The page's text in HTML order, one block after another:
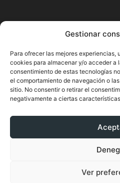
Gestionar
Para ofrecer las mejores
cookies para almacenar y/o acceder a
consentimiento de estas tecnologías
el comportamiento de navegación o
sitio. No consentir o retirar el
negativamente a ciertas
Ver
Pyme.es es el portal web
actualizado de todas las
economía en España y el
conseguir toda la